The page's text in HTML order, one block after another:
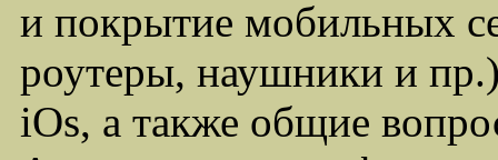
и покрытие мобильных
роутеры, наушники и
iOs, а также общие